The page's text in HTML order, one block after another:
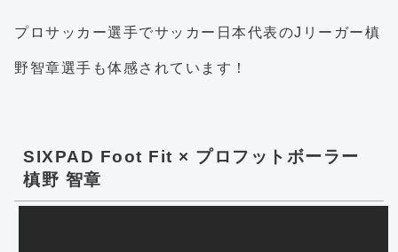
プロサッカー選手でサッカー日本代表のJリーガー槙
野智章選手も体感されています！
SIXPAD Foot Fit × プロフットボーラー
槙野 智章